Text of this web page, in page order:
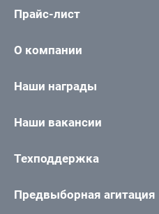
Прайс-лист
О компании
Наши награды
Наши вакансии
Техподдержка
Предвыборная агитация